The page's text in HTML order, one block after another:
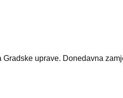
uprave. Donedavna